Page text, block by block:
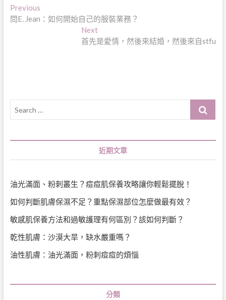
文
章
PreviousPrevious
post:
問E. Jean：如何開始自己的服裝業務？
NextNext
post:
首先是愛情，然後來結婚，然後來自stfu
Search
近期文章
油光滿面、粉刺叢生？痘痘肌保養攻略讓你輕鬆擺脫！
如何判斷肌膚保濕不足？重點保濕部位怎麼做最有效？
敏感肌保養方法和過敏護理有何區別？該如何判斷？
乾性肌膚：沙漠大旱，缺水嚴重嗎？
油性肌膚：油光滿面，粉刺痘痘的煩惱
分類